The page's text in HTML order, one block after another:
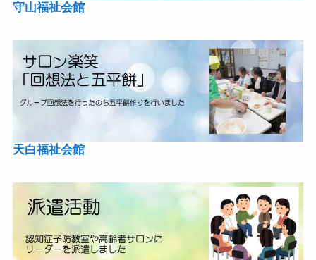
守山福祉会館
天白福祉会館